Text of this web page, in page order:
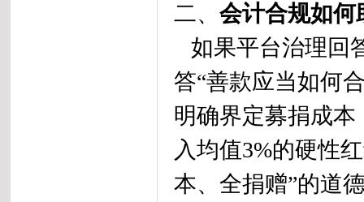
二、 会计合规如何
如果平台治理回
答“善款应当如何
明确界定募捐成
入均值3%的硬性
本、全捐赠”的道